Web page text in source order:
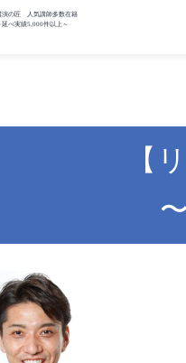
演の匠 人気講師多数在籍
延べ実績5,000件以上～
【